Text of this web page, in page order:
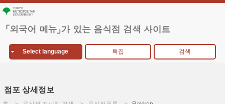
Select language 특집 검색
점포 상세정보